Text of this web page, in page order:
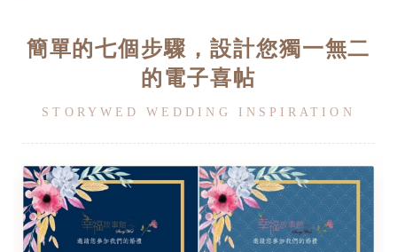
簡單的七個步驟，設計您獨一無二
的電子喜帖
STORYWED WEDDING INSPIRATION